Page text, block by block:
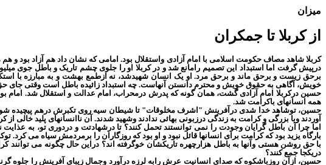
میزان
از کربلا تا جمکران
کربلا شاهد مصاف حکومت اسلامی با امام آزادی واستقلال بود. امامی که نشان داد هم آزاد
درپیش گرفت اما استبداد این تصمیم رامانع شد و در کربلا او را جلوی چشم تاریک و باطل جوی
برحق زیست و برحق ماند و برحق مرد. او یک انسان شهیدشد، نه ازطمع بهشت و به مبارزه با
خویش، آگاهی به حقوق خویش و محترم دانستن آنهاست. چه استبداد زائیده باطل است وقتی جای
حسین درکربلا امام آزادی گشت، همان گونه که پدرش درمحراب، امام عدالت و استقلال شد. امام
همه انسانهای باکرامت شد.
حسین، توشاهد خدا شدی درآفرینش "اشرف مخلوقات" تا شیطان سیه روی تکبرش درهم پیچیده
آوردند وبا بزرگی و کرامت به زندگی درزبونی بهائی ندادند وشهید شدند. آن ناانسانهای پلید خالی از
اما چرا آن باطل گرایان وجودت را نمی توانستند تحمل کنند؟ تا درشهادتت و دردوری تو، به
بارگاه یزید بود که کرامت برای انسانها قائل نبود و او بود که روزگاران را برمردمش سیاه می
با حق روشن هستی وآنها به باطل هزارچهره تاریکشان خوگرفته اند؟ دراین حال چگونه می توانند
دریکجا جمع کنند؟
حسین، ازآن روزباشکوه که صدای انسانیت عرش رابه لرزه درآورد وجمال زیبای آفرینش را جلوه